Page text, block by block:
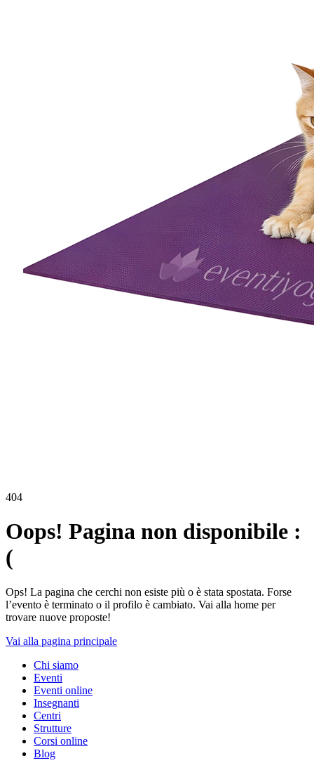
404
Oops! Pagina non disponibile :
(
Ops! La pagina che cerchi non esiste più o è stata spostata. Forse
l’evento è terminato o il profilo è cambiato. Vai alla home per
trovare nuove proposte!
Vai alla pagina principale
Chi siamo
Eventi
Eventi online
Insegnanti
Centri
Strutture
Corsi online
Blog